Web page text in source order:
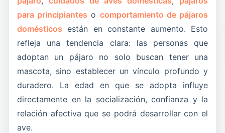
para principiantes o comportamiento de pájaros
domésticos están en constante aumento. Esto
refleja una tendencia clara: las personas que
adoptan un pájaro no solo buscan tener una
mascota, sino establecer un vínculo profundo y
duradero. La edad en que se adopta influye
directamente en la socialización, confianza y la
relación afectiva que se podrá desarrollar con el
ave.